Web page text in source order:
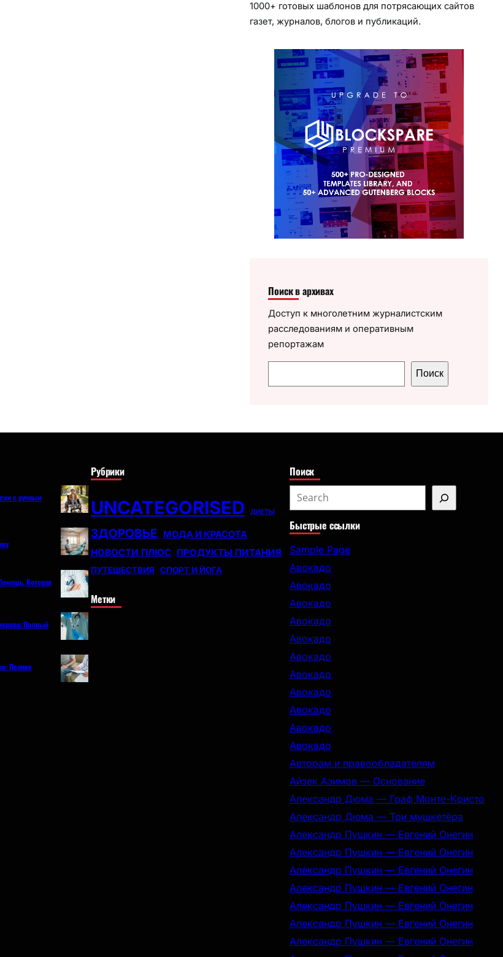
1000+ готовых шаблонов для потрясающих сайтов
газет, журналов, блогов и публикаций.
Поиск в архивах
Доступ к многолетним журналистским
расследованиям и оперативным
репортажам
о
Поиск
с ручным
Которая
Полный
Полное
Рубрики
UNCATEGORISED ДИЕТЫ
ЗДОРОВЬЕ МОДА И КРАСОТА
НОВОСТИ ПЛЮС ПРОДУКТЫ ПИТАНИЯ
ПУТЕШЕСТВИЯ СПОРТ И ЙОГА
Метки
Поиск
e
a
r
c
h
Быстрые ссылки
Sample Page
Авокадо
Авокадо
Авокадо
Авокадо
Авокадо
Авокадо
Авокадо
Авокадо
Авокадо
Авокадо
Авокадо
Авторам и правообладателям
Айзек Азимов — Основание
Александр Дюма — Граф Монте-Кристо
Александр Дюма — Три мушкетёра
Александр Пушкин — Евгений Онегин
Александр Пушкин — Евгений Онегин
Александр Пушкин — Евгений Онегин
Александр Пушкин — Евгений Онегин
Александр Пушкин — Евгений Онегин
Александр Пушкин — Евгений Онегин
Александр Пушкин — Евгений Онегин